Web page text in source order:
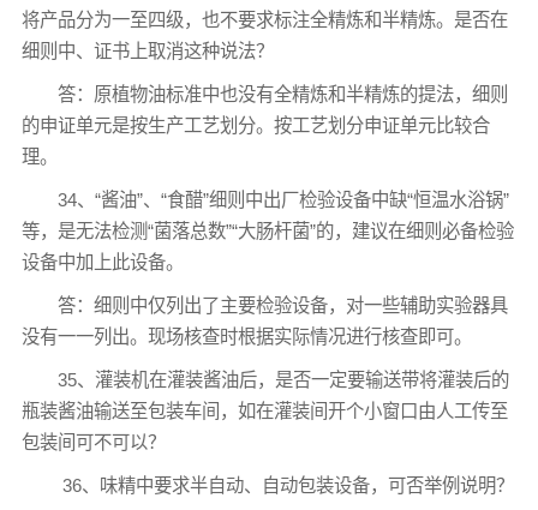
将产品分为一至四级，也不要求标注全精炼和半精炼。是否在
细则中、证书上取消这种说法？
答：原植物油标准中也没有全精炼和半精炼的提法，细则
的申证单元是按生产工艺划分。按工艺划分申证单元比较合
理。
34、“酱油”、“食醋”细则中出厂检验设备中缺“恒温水浴锅”
等，是无法检测“菌落总数”“大肠杆菌”的，建议在细则必备检验
设备中加上此设备。
答：细则中仅列出了主要检验设备，对一些辅助实验器具
没有一一列出。现场核查时根据实际情况进行核查即可。
35、灌装机在灌装酱油后，是否一定要输送带将灌装后的
瓶装酱油输送至包装车间，如在灌装间开个小窗口由人工传至
包装间可不可以？
36、味精中要求半自动、自动包装设备，可否举例说明？